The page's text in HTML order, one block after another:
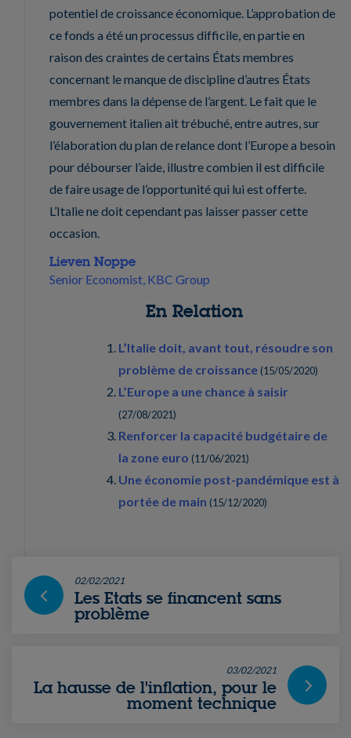
potentiel de croissance économique. L’approbation de
ce fonds a été un processus difficile, en partie en
raison des craintes de certains États membres
concernant le manque de discipline d’autres États
membres dans la dépense de l’argent. Le fait que le
gouvernement italien ait trébuché, entre autres, sur
l’élaboration du plan de relance dont l’Europe a besoin
pour débourser l’aide, illustre combien il est difficile
de faire usage de l’opportunité qui lui est offerte.
L’Italie ne doit cependant pas laisser passer cette
occasion.
Lieven Noppe
Senior Economist, KBC Group
En Relation
L’Italie doit, avant tout, résoudre son
problème de croissance (15/05/2020)
L’Europe a une chance à saisir
(27/08/2021)
Renforcer la capacité budgétaire de
la zone euro (11/06/2021)
Une économie post-pandémique est à
portée de main (15/12/2020)
02/02/2021
Les Etats se financent sans
problème
03/02/2021
La hausse de l'inflation, pour le
moment technique